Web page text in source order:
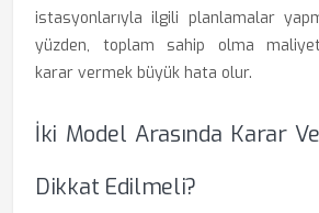
istasyonlarıyla ilgili planlamalar
yüzden, toplam sahip olma
karar vermek büyük hata olur.
İki Model Arasında Karar
Dikkat Edilmeli?